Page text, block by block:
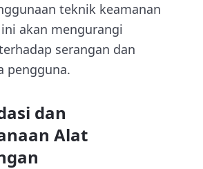
teknik keamanan
akan mengurangi
serangan dan
pengguna.
dan
Alat